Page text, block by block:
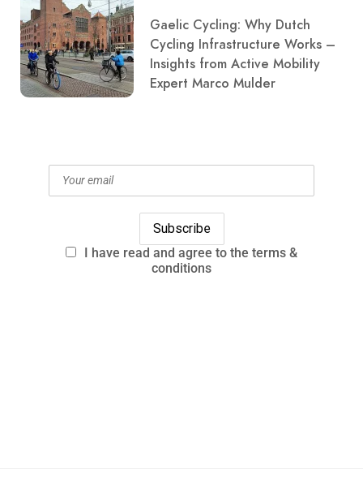
Gaelic Cycling: Why Dutch
Cycling Infrastructure Works –
Insights from Active Mobility
Expert Marco Mulder
I have read and agree to the terms &
conditions